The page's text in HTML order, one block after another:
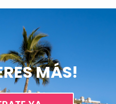
MÁS!